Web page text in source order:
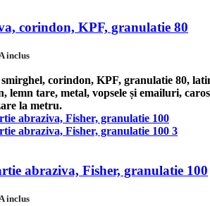
corindon, KPF, granulatie 80
inclus
corindon, KPF, granulatie 80,
lemn tare, metal, vopsele și emailuri,
la metru.
abraziva, Fisher, granulatie 100
inclus